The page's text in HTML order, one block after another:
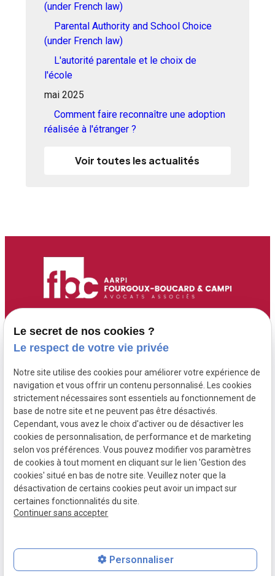
(under French law)
Parental Authority and School Choice
(under French law)
L'autorité parentale et le choix de
l'école
mai 2025
Comment faire reconnaître une adoption
réalisée à l'étranger ?
Voir toutes les actualités
Adresse :
6 Route de Didier
FRANCE ( 6 rue de
Didier )
Contact :
05 96 70 00 13
boucard-campi-
avocats.com
Maître Campi
Honoraires
Postulation
Actualités
Le secret de nos cookies ?
Le respect de votre vie privée
Notre site utilise des cookies pour améliorer votre expérience de
navigation et vous offrir un contenu personnalisé. Les cookies
strictement nécessaires sont essentiels au fonctionnement de
base de notre site et ne peuvent pas être désactivés.
Cependant, vous avez le choix d'activer ou de désactiver les
cookies de personnalisation, de performance et de marketing
selon vos préférences. Vous pouvez modifier vos paramètres
de cookies à tout moment en cliquant sur le lien 'Gestion des
cookies' situé en bas de notre site. Veuillez noter que la
désactivation de certains cookies peut avoir un impact sur
certaines fonctionnalités du site.
Continuer sans accepter
Personnaliser